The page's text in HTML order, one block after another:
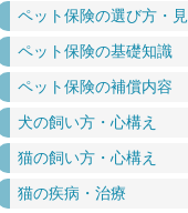
ペット保険の選び方・
ペット保険の基礎知識
ペット保険の補償内容
犬の飼い方・心構え
猫の飼い方・心構え
猫の疾病・治療